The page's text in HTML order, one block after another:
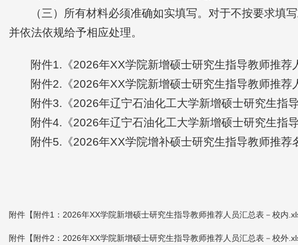
（三）所有材料必须准确如实填写。对于不按要求
并依法依规给予相应处理。
附件1.《2026年XX学院新增硕士研究生指导教师推荐
附件2.《2026年XX学院新增硕士研究生指导教师推荐
附件3.《2026年辽宁石油化工大学新增硕士研究生指
附件4.《2026年辽宁石油化工大学新增硕士研究生指
附件5.《2026年XX学院增补硕士研究生指导教师推荐
附件【 附件1：2026年XX学院新增硕士研究生指导教师推荐人员汇总表－校内
附件【 附件2：2026年XX学院新增硕士研究生指导教师推荐人员汇总表－校外